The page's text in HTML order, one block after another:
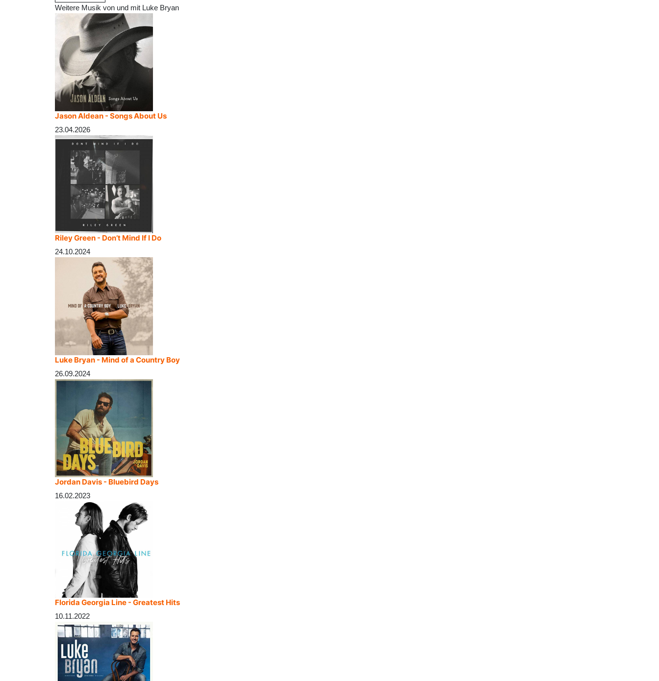
Weitere Musik von und mit Luke Bryan
Jason Aldean - Songs About Us
23.04.2026
Riley Green - Don’t Mind If I Do
24.10.2024
Luke Bryan - Mind of a Country Boy
26.09.2024
Jordan Davis - Bluebird Days
16.02.2023
Florida Georgia Line - Greatest Hits
10.11.2022